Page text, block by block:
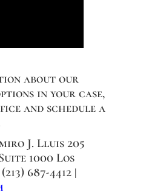
about our
in your case,
and schedule a
J. Lluis 205
1000 Los
687-4412 |